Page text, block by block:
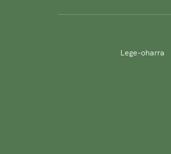
Lege-oharra